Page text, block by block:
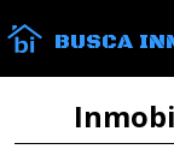
BUSCA